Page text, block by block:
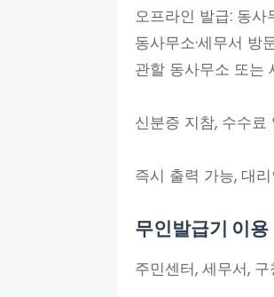
오프라인 발급: 동사
동사무소·세무서 방
관할 동사무소 또는
신분증 지참, 수수
즉시 출력 가능, 대
무인발급기 이용
주민센터, 세무서,